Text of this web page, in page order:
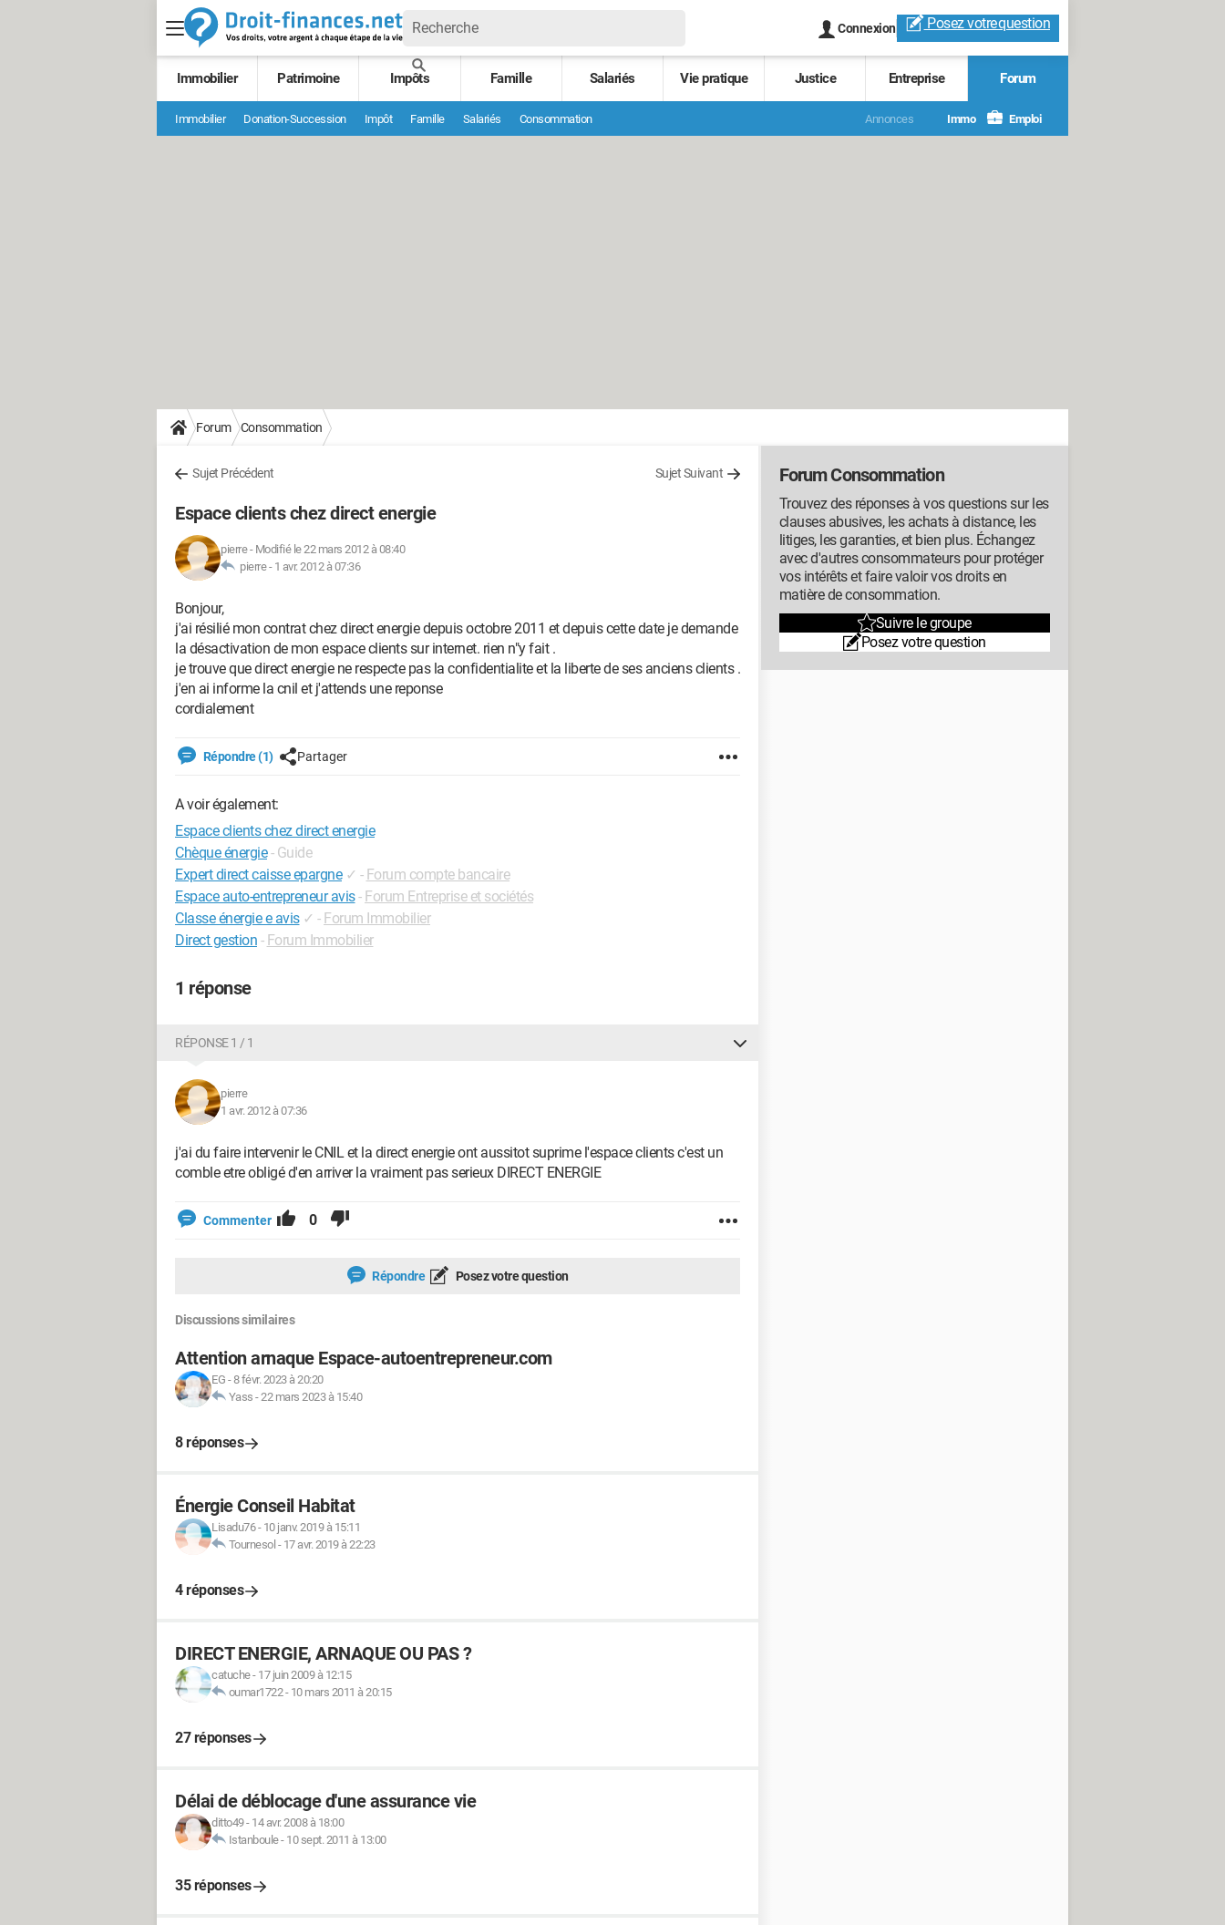
Connexion Posez votrequestion
Immobilier Patrimoine Impôts Famille Salariés Vie pratique Justice Entreprise Forum
Immobilier Donation-Succession Impôt Famille Salariés Consommation Annonces Immo Emploi
Forum Consommation
Sujet Précédent Sujet Suivant
Espace clients chez direct energie
pierre- Modifié le 22 mars 2012 à 08:40
pierre - 1 avr. 2012 à 07:36
Bonjour,
j'ai résilié mon contrat chez direct energie depuis octobre 2011 et depuis cette date je demande
la désactivation de mon espace clients sur internet. rien n"y fait .
je trouve que direct energie ne respecte pas la confidentialite et la liberte de ses anciens clients .
j'en ai informe la cnil et j'attends une reponse
cordialement
Répondre (1) Partager
A voir également:
Espace clients chez direct energie
Chèque énergie - Guide
Expert direct caisse epargne ✓ - Forum compte bancaire
Espace auto-entrepreneur avis- Forum Entreprise et sociétés
Classe énergie e avis ✓ - Forum Immobilier
Direct gestion - Forum Immobilier
1 réponse
RÉPONSE 1 / 1
pierre
1 avr. 2012 à 07:36
j'ai du faire intervenir le CNIL et la direct energie ont aussitot suprime l'espace clients c'est un
comble etre obligé d'en arriver la vraiment pas serieux DIRECT ENERGIE
Commenter 0
Répondre Posez votre question
Discussions similaires
Attention arnaque Espace-autoentrepreneur.com
EG -8 févr. 2023 à 20:20
Yass -22 mars 2023 à 15:40
8 réponses
Énergie Conseil Habitat
Lisadu76- 10 janv. 2019 à 15:11
Tournesol - 17 avr. 2019 à 22:23
4 réponses
DIRECT ENERGIE, ARNAQUE OU PAS ?
catuche- 17 juin 2009 à 12:15
oumar1722- 10 mars 2011 à 20:15
27 réponses
Délai de déblocage d'une assurance vie
ditto49- 14 avr. 2008 à 18:00
Istanboule- 10 sept. 2011 à 13:00
35 réponses
Forum Consommation
Trouvez des réponses à vos questions sur les
clauses abusives, les achats à distance, les
litiges, les garanties, et bien plus. Échangez
avec d'autres consommateurs pour protéger
vos intérêts et faire valoir vos droits en
matière de consommation.
Suivre le groupe
Posez votre question